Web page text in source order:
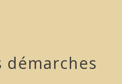
démarches